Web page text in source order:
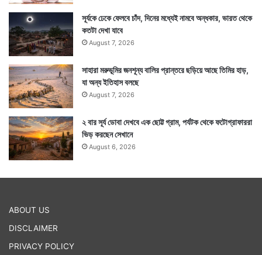
সূর্যকে ঢেকে ফেলবে চাঁদ, দিনের মধ্যেই নামবে অন্ধকার, ভারত থেকে
কতটা দেখা যাবে
August 7, 2026
সাহারা মরুভূমির জনশূন্য বালির প্রান্তরে ছড়িয়ে আছে তিমির হাড়,
যা অন্য ইতিহাস বলছে
August 7, 2026
২ বার সূর্য ডোবা দেখবে এক ছোট্ট গ্রাম, পর্যটক থেকে ফটোগ্রাফাররা
ভিড় করছেন সেখানে
August 6, 2026
ABOUT US
DISCLAIMER
PRIVACY POLICY